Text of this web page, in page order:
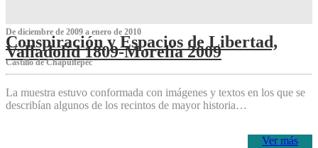
De diciembre de 2009 a enero de 2010
Conspiración y Espacios de Libertad,
Valladolid 1809-Morelia 2009
Castillo de Chapultepec
La muestra estuvo conformada con imágenes y textos en los que se
describían algunos de los recintos de mayor historia…
Ver más